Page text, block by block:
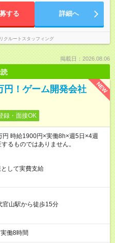
する 詳細へ
クルートスタッフィング
掲載日：2026.08.06
NEW
円！ゲーム開発会社
録・面接OK
時給1900円×実働8h×週5日×4週
るものではありません。
して実費支給
官山駅から徒歩15分
働8時間